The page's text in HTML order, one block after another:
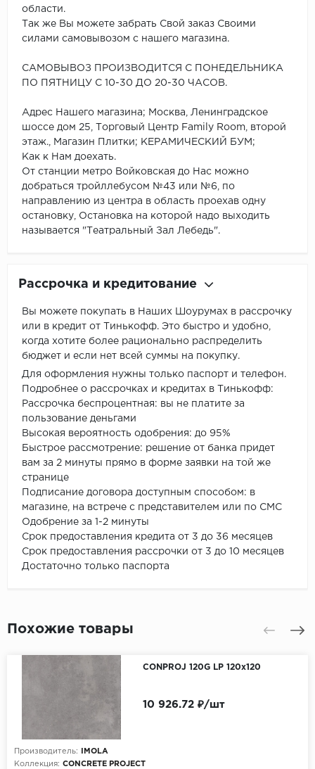
области.
Так же Вы можете забрать Свой заказ Своими
силами самовывозом с нашего магазина.
САМОВЫВОЗ ПРОИЗВОДИТСЯ С ПОНЕДЕЛЬНИКА
ПО ПЯТНИЦУ С 10-30 ДО 20-30 ЧАСОВ.
Адрес Нашего магазина; Москва, Ленинградское
шоссе дом 25, Торговый Центр Family Room, второй
этаж., Магазин Плитки; КЕРАМИЧЕСКИЙ БУМ;
Как к Нам доехать.
От станции метро Войковская до Нас можно
добраться тройллебусом №43 или №6, по
направлению из центра в область проехав одну
остановку, Остановка на которой надо выходить
называется "Театральный Зал Лебедь".
Рассрочка и кредитование
Вы можете покупать в Наших Шоурумах в рассрочку
или в кредит от Тинькофф. Это быстро и удобно,
когда хотите более рационально распределить
бюджет и если нет всей суммы на покупку.
Для оформления нужны только паспорт и телефон.
Подробнее о рассрочках и кредитах в Тинькофф:
Рассрочка беспроцентная: вы не платите за
пользование деньгами
Высокая вероятность одобрения: до 95%
Быстрое рассмотрение: решение от банка придет
вам за 2 минуты прямо в форме заявки на той же
странице
Подписание договора доступным способом: в
магазине, на встрече с представителем или по СМС
Одобрение за 1-2 минуты
Срок предоставления кредита от 3 до 36 месяцев
Срок предоставления рассрочки от 3 до 10 месяцев
Достаточно только паспорта
Похожие товары
CONPROJ 120G LP 120x120
Производитель:
IMOLA
Коллекция: CONCRETE PROJECT
10 926.72 ₽/шт